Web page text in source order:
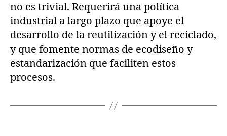
no es trivial. Requerirá una política
industrial a largo plazo que apoye el
desarrollo de la reutilización y el reciclado,
y que fomente normas de ecodiseño y
estandarización que faciliten estos
procesos.